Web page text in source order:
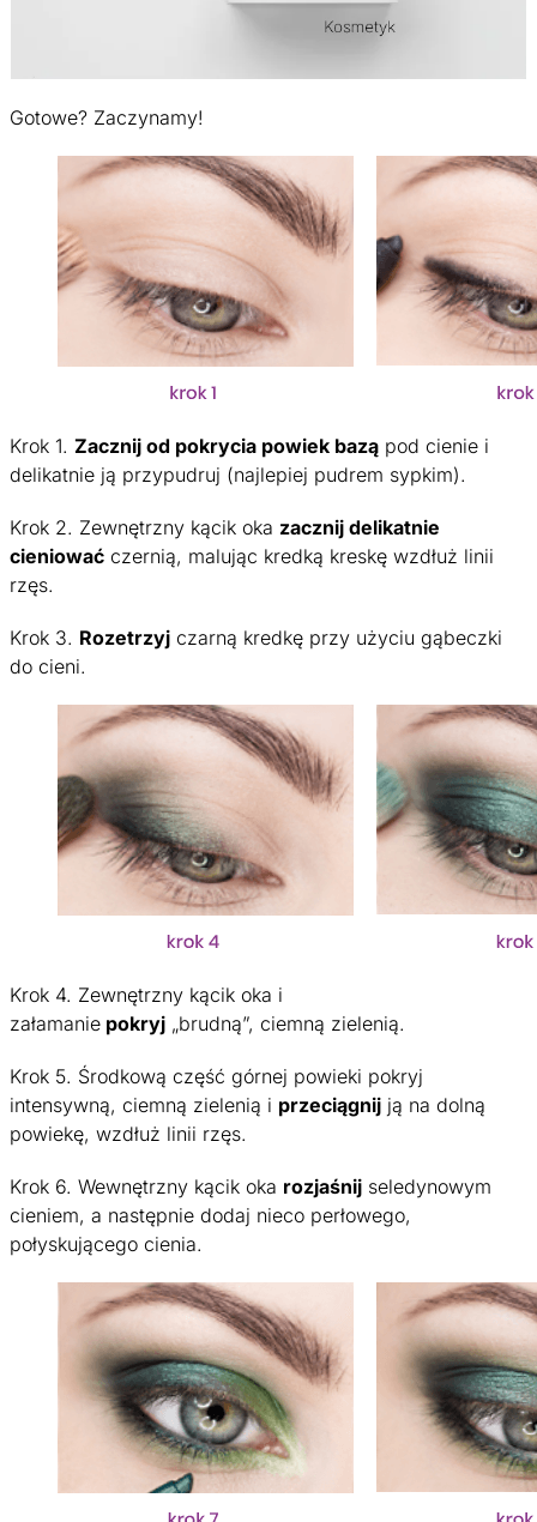
Gotowe? Zaczynamy!
Krok 1. Zacznij od pokrycia powiek bazą pod cienie i
delikatnie ją przypudruj (najlepiej pudrem sypkim).
Krok 2. Zewnętrzny kącik oka zacznij delikatnie
cieniować czernią, malując kredką kreskę wzdłuż linii
rzęs.
Krok 3. Rozetrzyj czarną kredkę przy użyciu gąbeczki
do cieni.
Krok 4. Zewnętrzny kącik oka i
załamanie pokryj „brudną”, ciemną zielenią.
Krok 5. Środkową część górnej powieki pokryj
intensywną, ciemną zielenią i przeciągnij ją na dolną
powiekę, wzdłuż linii rzęs.
Krok 6. Wewnętrzny kącik oka rozjaśnij seledynowym
cieniem, a następnie dodaj nieco perłowego,
połyskującego cienia.